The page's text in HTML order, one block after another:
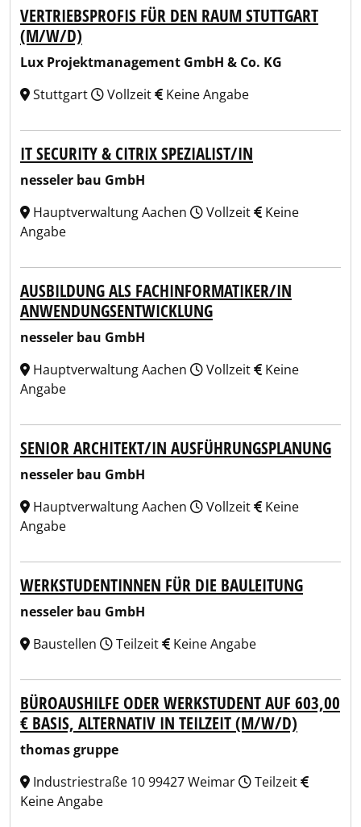
VERTRIEBSPROFIS FÜR DEN RAUM STUTTGART
(M/W/D)
Lux Projektmanagement GmbH & Co. KG
Stuttgart
Vollzeit Keine Angabe
IT SECURITY & CITRIX SPEZIALIST/IN
nesseler bau GmbH
Hauptverwaltung Aachen
Vollzeit
Keine
Angabe
AUSBILDUNG ALS FACHINFORMATIKER/IN
ANWENDUNGSENTWICKLUNG
nesseler bau GmbH
Hauptverwaltung Aachen
Vollzeit
Keine
Angabe
SENIOR ARCHITEKT/IN AUSFÜHRUNGSPLANUNG
nesseler bau GmbH
Hauptverwaltung Aachen
Vollzeit
Keine
Angabe
WERKSTUDENTINNEN FÜR DIE BAULEITUNG
nesseler bau GmbH
Baustellen
Teilzeit Keine Angabe
BÜROAUSHILFE ODER WERKSTUDENT AUF 603,00
€ BASIS, ALTERNATIV IN TEILZEIT (M/W/D)
thomas gruppe
Industriestraße 10 99427 Weimar
Teilzeit
Keine Angabe